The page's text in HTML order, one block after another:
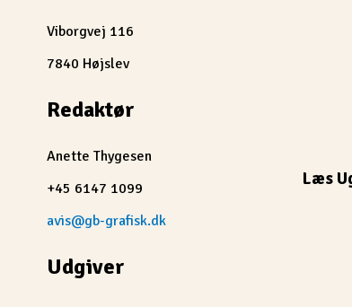
Viborgvej 116
7840 Højslev
Redaktør
Anette Thygesen
+45 6147 1099
avis@gb-grafisk.dk
Udgiver
Læs